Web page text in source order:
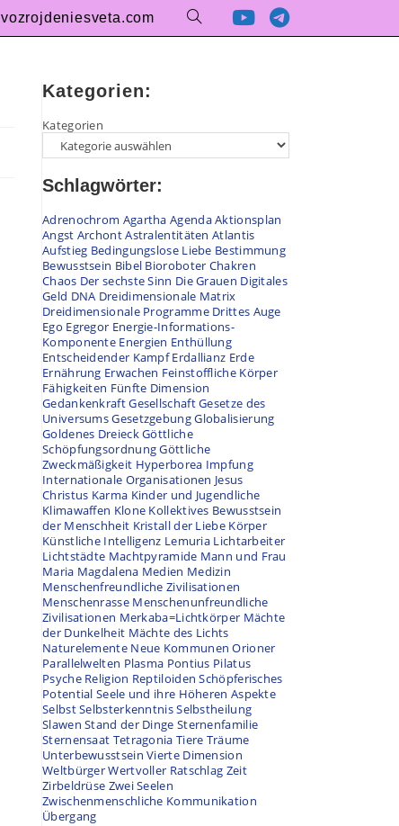
vozrojdeniesveta.com
Kategorien:
Kategorien
Schlagwörter:
Adrenochrom Agartha AgendaAktionsplan
Angst ArchontAstralentitäten Atlantis
Aufstieg Bedingungslose Liebe Bestimmung
Bewusstsein Bibel Bioroboter Chakren
Chaos Der sechste Sinn Die Grauen Digitales
Geld DNA Dreidimensionale Matrix
Dreidimensionale Programme Drittes Auge
Ego Egregor Energie-Informations-
Komponente Energien Enthüllung
Entscheidender Kampf Erdallianz Erde
Ernährung Erwachen Feinstoffliche Körper
Fähigkeiten Fünfte Dimension
GedankenkraftGesellschaftGesetze des
UniversumsGesetzgebungGlobalisierung
Goldenes DreieckGöttliche
SchöpfungsordnungGöttliche
Zweckmäßigkeit Hyperborea Impfung
Internationale Organisationen Jesus
Christus Karma Kinder und Jugendliche
Klimawaffen Klone Kollektives Bewusstsein
der Menschheit Kristall der Liebe Körper
Künstliche Intelligenz Lemuria Lichtarbeiter
Lichtstädte Machtpyramide Mann und Frau
Maria Magdalena Medien Medizin
Menschenfreundliche Zivilisationen
Menschenrasse Menschenunfreundliche
Zivilisationen Merkaba=Lichtkörper Mächte
der Dunkelheit Mächte des Lichts
Naturelemente Neue Kommunen Orioner
Parallelwelten Plasma Pontius Pilatus
Psyche Religion Reptiloiden Schöpferisches
Potential Seele und ihre Höheren Aspekte
SelbstSelbsterkenntnisSelbstheilung
Slawen Stand der Dinge Sternenfamilie
Sternensaat Tetragonia Tiere Träume
Unterbewusstsein Vierte Dimension
WeltbürgerWertvoller Ratschlag Zeit
Zirbeldrüse Zwei Seelen
Zwischenmenschliche Kommunikation
Übergang